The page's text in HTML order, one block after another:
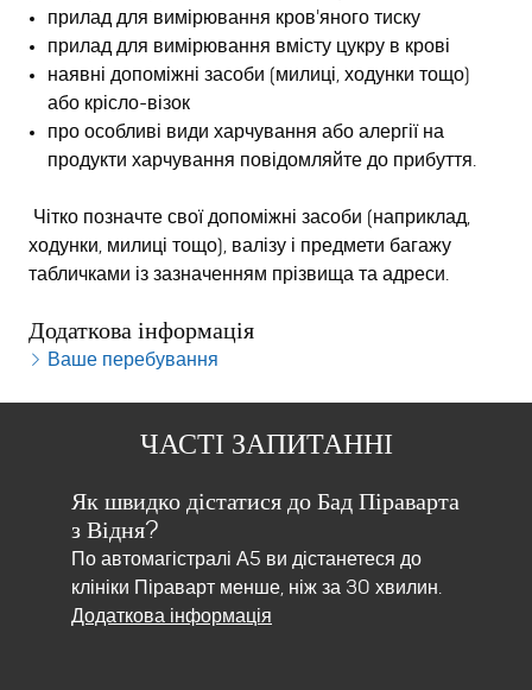
прилад для вимірювання кров'яного тиску
прилад для вимірювання вмісту цукру в крові
наявні допоміжні засоби (милиці, ходунки тощо)
або крісло-візок
про особливі види харчування або алергії на
продукти харчування повідомляйте до прибуття.
Чітко позначте свої допоміжні засоби (наприклад,
ходунки, милиці тощо), валізу і предмети багажу
табличками із зазначенням прізвища та адреси.
Додаткова інформація
Ваше перебування
ЧАСТІ ЗАПИТАННІ
Як швидко дістатися до Бад Піраварта
з Відня?
По автомагістралі А5 ви дістанетеся до
клініки Піраварт менше, ніж за 30 хвилин.
Додаткова інформація